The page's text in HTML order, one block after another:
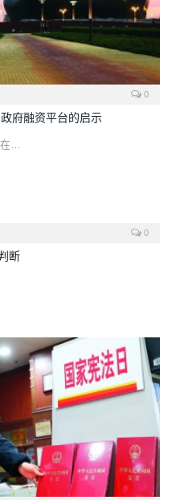
0
府融资平台的启示
…
0
断